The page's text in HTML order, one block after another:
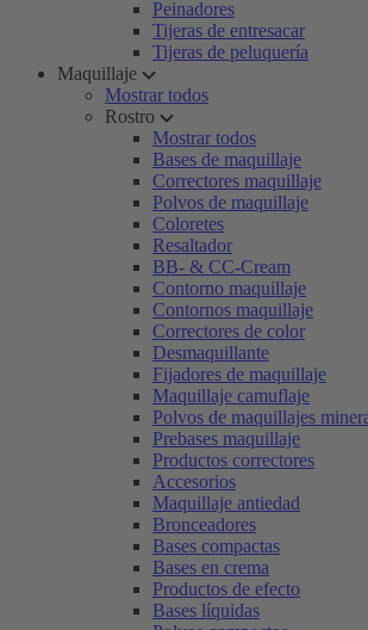
Peinadores
Tijeras de entresacar
Tijeras de peluquería
Maquillaje
Mostrar todos
Rostro
Mostrar todos
Bases de maquillaje
Correctores maquillaje
Polvos de maquillaje
Coloretes
Resaltador
BB- & CC-Cream
Contorno maquillaje
Contornos maquillaje
Correctores de color
Desmaquillante
Fijadores de maquillaje
Maquillaje camuflaje
Polvos de maquillajes
Prebases maquillaje
Productos correctores
Accesorios
Maquillaje antiedad
Bronceadores
Bases compactas
Bases en crema
Productos de efecto
Bases líquidas